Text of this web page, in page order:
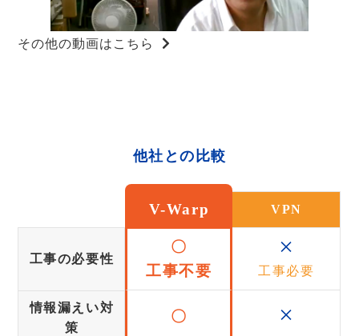
その他の動画はこちら
他社との比較
V-Warp VPN
工事の必要性
〇
工事不要
×
工事必要
情報漏えい対
策
〇 ×